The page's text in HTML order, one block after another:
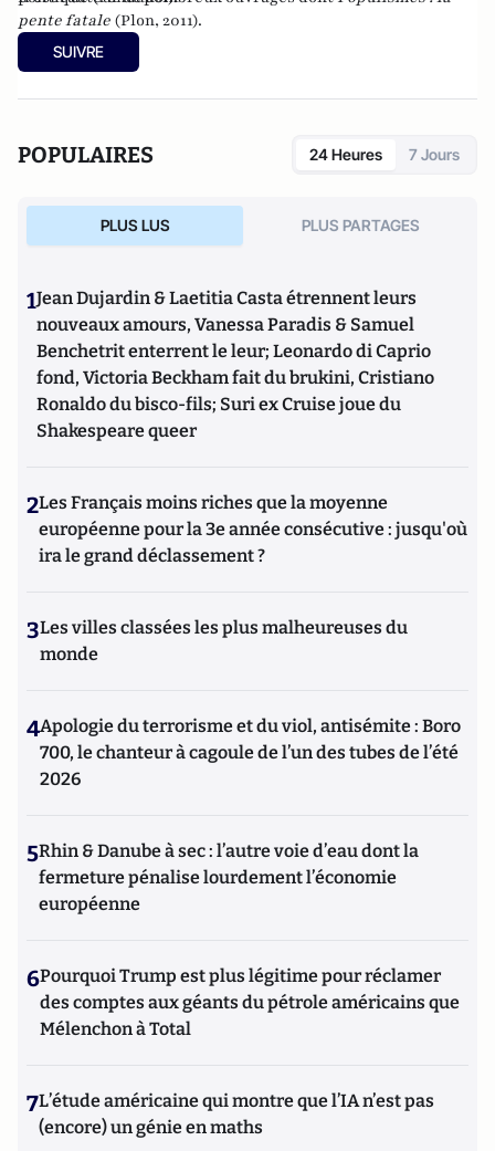
pente fatale (Plon, 2011).
SUIVRE
POPULAIRES 24 Heures 7 Jours
PLUS LUS PLUS PARTAGES
1Jean Dujardin & Laetitia Casta étrennent leurs
nouveaux amours, Vanessa Paradis & Samuel
Benchetrit enterrent le leur; Leonardo di Caprio
fond, Victoria Beckham fait du brukini, Cristiano
Ronaldo du bisco-fils; Suri ex Cruise joue du
Shakespeare queer
2Les Français moins riches que la moyenne
européenne pour la 3e année consécutive : jusqu'où
ira le grand déclassement ?
3Les villes classées les plus malheureuses du
monde
4Apologie du terrorisme et du viol, antisémite : Boro
700, le chanteur à cagoule de l’un des tubes de l’été
2026
5Rhin & Danube à sec : l’autre voie d’eau dont la
fermeture pénalise lourdement l’économie
européenne
6Pourquoi Trump est plus légitime pour réclamer
des comptes aux géants du pétrole américains que
Mélenchon à Total
7L’étude américaine qui montre que l’IA n’est pas
(encore) un génie en maths